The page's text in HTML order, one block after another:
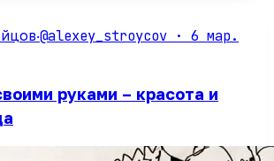
·@alexey_stroycov · 6 мар.
руками – красота и